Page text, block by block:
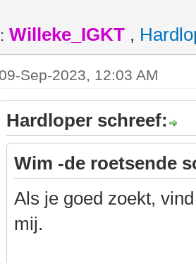
Willeke_IGKT ,
09-Sep-2023, 12:03 AM
Hardloper schreef:
Wim -de roetsende
Als je goed zoekt,
mij.